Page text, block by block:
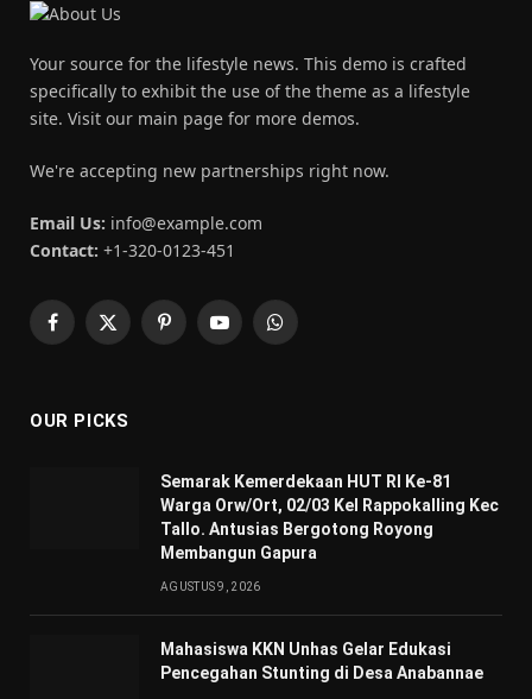
Your source for the lifestyle news. This demo is crafted
specifically to exhibit the use of the theme as a lifestyle
site. Visit our main page for more demos.
We're accepting new partnerships right now.
Email Us: info@example.com
Contact: +1-320-0123-451
Facebook
X
PinterestYouTubeWhatsApp
OUR PICKS
Semarak Kemerdekaan HUT RI Ke-81
Warga Orw/Ort, 02/03 Kel Rappokalling Kec
Tallo. Antusias Bergotong Royong
Membangun Gapura
AGUSTUS 9, 2026
Mahasiswa KKN Unhas Gelar Edukasi
Pencegahan Stunting di Desa Anabannae